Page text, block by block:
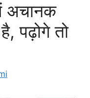
अचानक
पढ़ोगे तो